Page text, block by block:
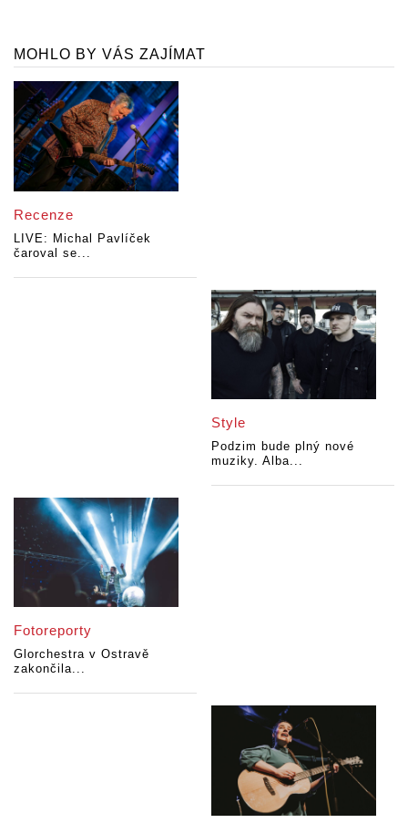
MOHLO BY VÁS ZAJÍMAT
Recenze
LIVE: Michal Pavlíček
čaroval se...
Style
Podzim bude plný nové
muziky. Alba...
Fotoreporty
Glorchestra v Ostravě
zakončila...